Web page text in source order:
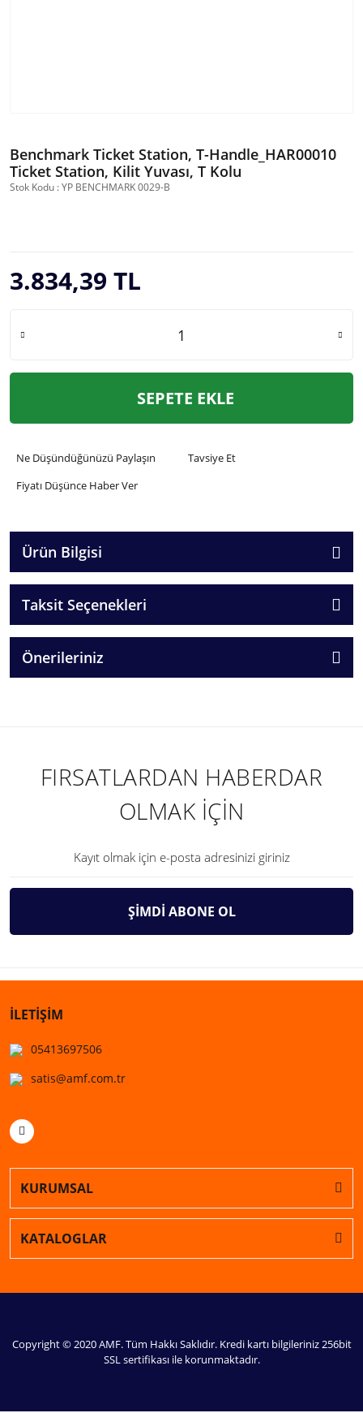
Benchmark Ticket Station, T-Handle_HAR00010
Ticket Station, Kilit Yuvası, T Kolu
Stok Kodu : YP BENCHMARK 0029-B
3.834,39 TL
SEPETE EKLE
Ne Düşündüğünüzü Paylaşın
Tavsiye Et
Fiyatı Düşünce Haber Ver
Ürün Bilgisi
Taksit Seçenekleri
Önerileriniz
FIRSATLARDAN HABERDAR
OLMAK İÇİN
ŞİMDİ ABONE OL
İLETİŞİM
05413697506
satis@amf.com.tr
KURUMSAL
KATALOGLAR
Copyright © 2020 AMF. Tüm Hakkı Saklıdır. Kredi kartı bilgileriniz 256bit
SSL sertifikası ile korunmaktadır.